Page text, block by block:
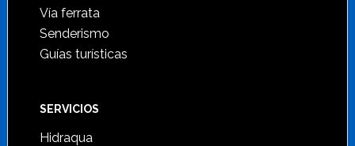
Vía ferrata
Senderismo
Guías turísticas
SERVICIOS
Hidraqua